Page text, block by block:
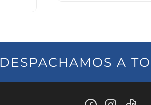
DESPACHAMOS A